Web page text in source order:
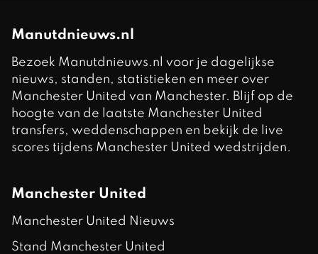
Manutdnieuws.nl
Bezoek Manutdnieuws.nl voor je dagelijkse
nieuws, standen, statistieken en meer over
Manchester United van Manchester. Blijf op de
hoogte van de laatste Manchester United
transfers, weddenschappen en bekijk de live
scores tijdens Manchester United wedstrijden.
Manchester United
Manchester United Nieuws
Stand Manchester United